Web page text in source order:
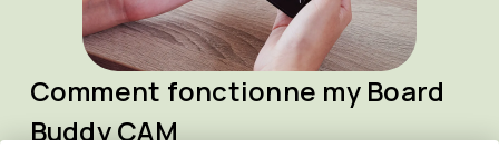
Comment fonctionne my Board
Buddy CAM